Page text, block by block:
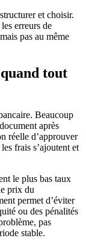
et choisir.
erreurs de
pas au même
tout
Beaucoup
après
réelle d’approuver
frais s’ajoutent et
le plus bas taux
prix du
permet d’éviter
ou des pénalités
pas
stable.